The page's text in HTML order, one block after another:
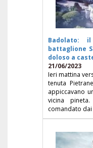
Badolato:
battaglione
doloso a
21/06/2023
Ieri mattina
tenuta
appiccavano
vicina
comandato